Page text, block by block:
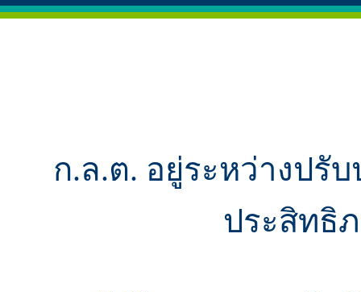
ก.ล.ต. อยู่ระหว่างปรั
ประสิทธิ